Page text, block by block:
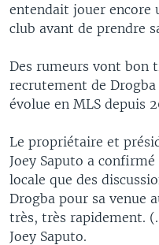
entendait jouer encore
club avant de prendre
Des rumeurs vont bon
recrutement de
évolue en MLS depuis
Le propriétaire et
Joey Saputo a
locale que des
Drogba pour sa venue
très, très rapidement.
Joey Saputo.